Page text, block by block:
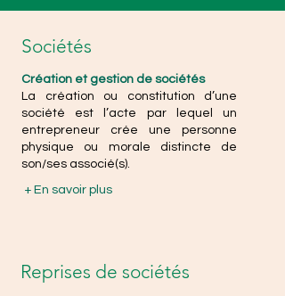
Sociétés
Création et gestion de sociétés
La création ou constitution d’une
société est l’acte par lequel un
entrepreneur crée une personne
physique ou morale distincte de
son/ses associé(s).
+ En savoir plus
Reprises de sociétés